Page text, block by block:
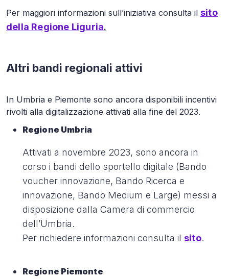
Per maggiori informazioni sull’iniziativa consulta il sito
della Regione Liguria.
Altri bandi regionali attivi
In Umbria e Piemonte sono ancora disponibili incentivi
rivolti alla digitalizzazione attivati alla fine del 2023.
Regione Umbria
Attivati a novembre 2023, sono ancora in
corso i bandi dello sportello digitale (Bando
voucher innovazione, Bando Ricerca e
innovazione, Bando Medium e Large) messi a
disposizione dalla Camera di commercio
dell’Umbria.
Per richiedere informazioni consulta il sito.
Regione Piemonte